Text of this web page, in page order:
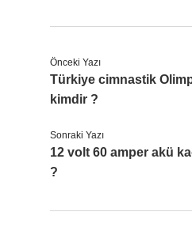
Önceki Yazı
Türkiye cimnastik
kimdir ?
Sonraki Yazı
12 volt 60 amper akü
?